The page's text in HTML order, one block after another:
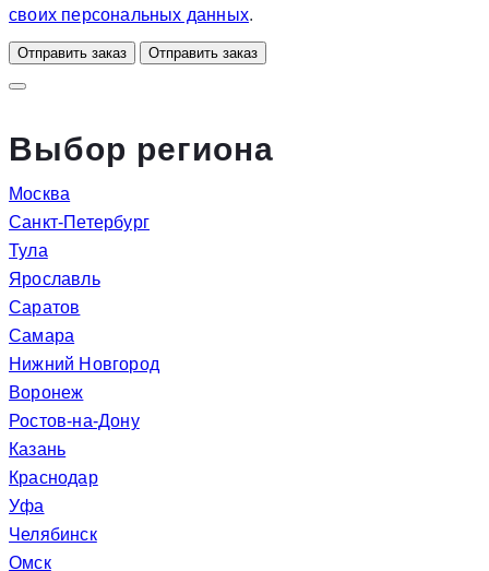
своих персональных данных.
Отправить заказ Отправить заказ
Выбор региона
Москва
Санкт-Петербург
Тула
Ярославль
Саратов
Самара
Нижний Новгород
Воронеж
Ростов-на-Дону
Казань
Краснодар
Уфа
Челябинск
Омск